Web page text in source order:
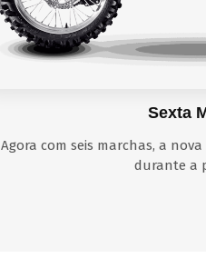
Sexta
Agora com seis marchas, a
durante a